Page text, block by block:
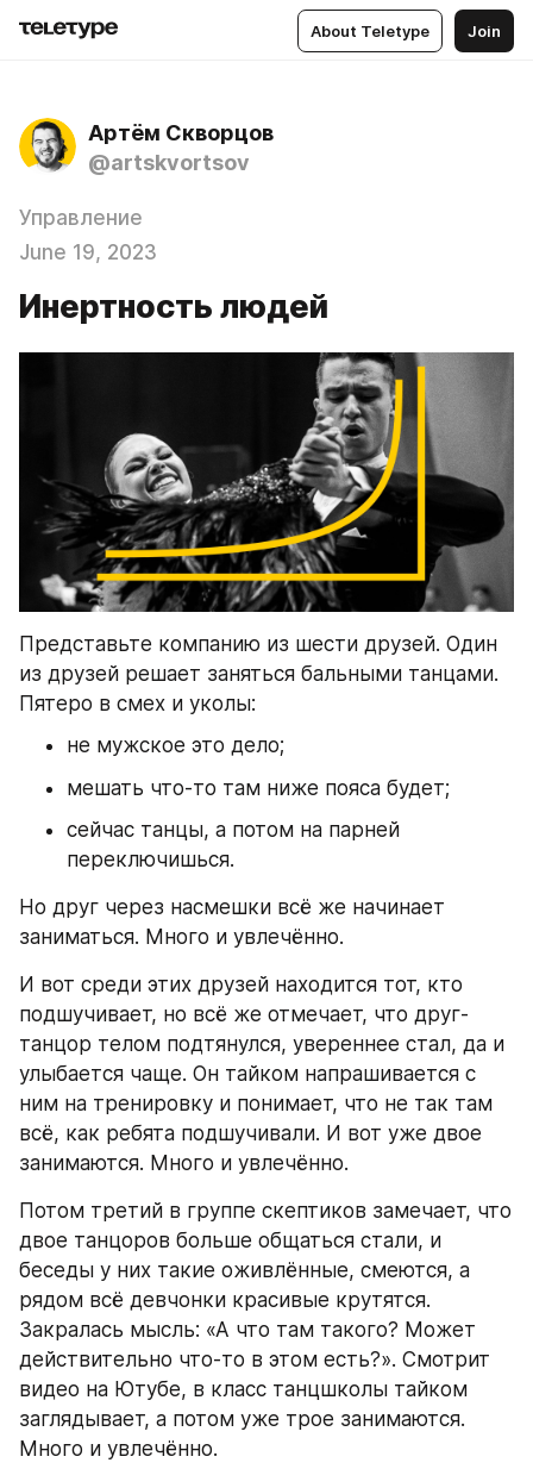
About Teletype Join
Артём Скворцов
@artskvortsov
Управление
June 19, 2023
Инертность людей
Представьте компанию из шести друзей. Один
из друзей решает заняться бальными танцами.
Пятеро в смех и уколы:
не мужское это дело;
мешать что-то там ниже пояса будет;
сейчас танцы, а потом на парней
переключишься.
Но друг через насмешки всё же начинает
заниматься. Много и увлечённо.
И вот среди этих друзей находится тот, кто
подшучивает, но всё же отмечает, что друг-
танцор телом подтянулся, увереннее стал, да и
улыбается чаще. Он тайком напрашивается с
ним на тренировку и понимает, что не так там
всё, как ребята подшучивали. И вот уже двое
занимаются. Много и увлечённо.
Потом третий в группе скептиков замечает, что
двое танцоров больше общаться стали, и
беседы у них такие оживлённые, смеются, а
рядом всё девчонки красивые крутятся.
Закралась мысль: «А что там такого? Может
действительно что-то в этом есть?». Смотрит
видео на Ютубе, в класс танцшколы тайком
заглядывает, а потом уже трое занимаются.
Много и увлечённо.